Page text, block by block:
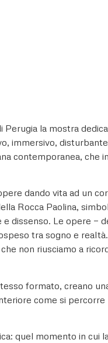
la mostra
immersivo,
contemporanea, che
dando vita ad un
Rocca Paolina,
dissenso. Le opere —
tra sogno e
non riusciamo a
formato, creano
come si percorre
quel momento in cui